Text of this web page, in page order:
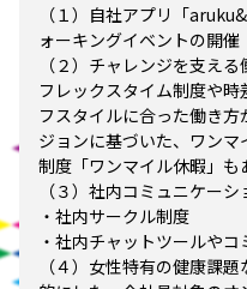
（１）自社アプリ「
ォーキングイベントの開催
（２）チャレンジを支え
フレックスタイム制度や
フスタイルに合った働き
ジョンに基づいた、ワン
制度「ワンマイル休暇」も
（３）社内コミュニケー
・社内サークル制度
・社内チャットツールや
（４）女性特有の健康課